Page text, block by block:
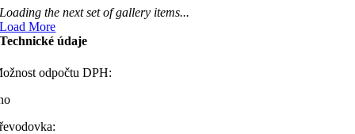
Loading the next set of gallery items...
Load More
Technické údaje
odpočtu DPH: